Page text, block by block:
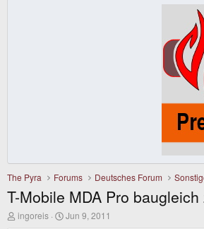
The Pyra Forums Deutsches Forum
T-Mobile MDA Pro
T
ingoreis
S
Jun 9, 2011